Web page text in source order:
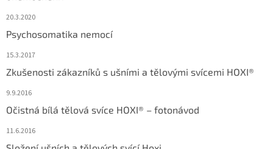
20.3.2020
Psychosomatika nemocí
15.3.2017
Zkušenosti zákazníků s ušními a tělovými svícemi HOXI®
9.9.2016
Očistná bílá tělová svíce HOXI® – fotonávod
11.6.2016